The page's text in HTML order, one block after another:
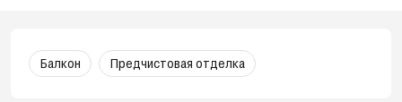
Балкон Предчистовая отделка